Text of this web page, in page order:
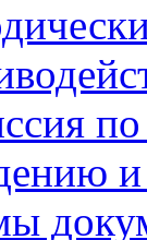
и